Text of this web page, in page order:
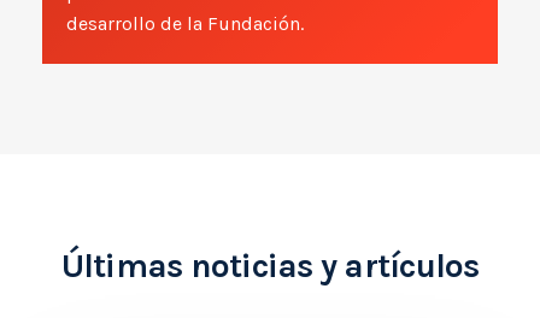
desarrollo de la Fundación.
Últimas noticias y artículos